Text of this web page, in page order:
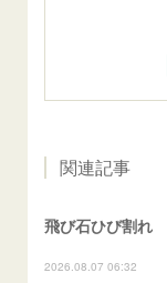
関連記事
2026.08.07 06:32